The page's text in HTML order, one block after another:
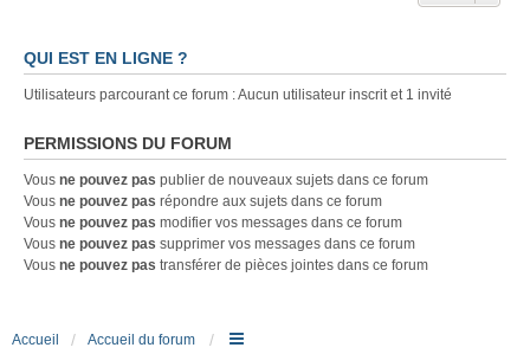
QUI EST EN LIGNE ?
Utilisateurs parcourant ce forum : Aucun utilisateur inscrit et 1 invité
PERMISSIONS DU FORUM
Vous ne pouvez pas publier de nouveaux sujets dans ce forum
Vous ne pouvez pas répondre aux sujets dans ce forum
Vous ne pouvez pas modifier vos messages dans ce forum
Vous ne pouvez pas supprimer vos messages dans ce forum
Vous ne pouvez pas transférer de pièces jointes dans ce forum
Accueil Accueil du forum